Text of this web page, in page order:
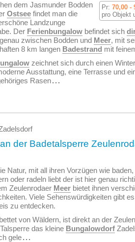
Pr: 70,00 -
pro Objekt
dem Jasmunder Bodden
Ostsee findet man die
Landzunge
Der Ferienbungalow befindet sich
genau zwischen Bodden und Meer, mit
8 km langen Badestrand mit
zeichnet sich durch einen
Ausstattung, eine Terrasse und
Rasen...
der Badetalsperre
Natur, mit all ihren Vorzügen wie baden,
oder radeln liebt der ist hier genau
Zeulenrodaer Meer bietet ihnen
Viele Sehenswürdigkeiten gibt
zu entdecken.
von Wäldern, ist direkt an der
das kleine Bungalowdorf
gele...